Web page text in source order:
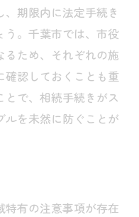
期限内に法定手続き
う。千葉市では、市役
るため、それぞれの施
確認しておくことも重
で、相続手続きがス
ルを未然に防ぐことが
有の注意事項が存在